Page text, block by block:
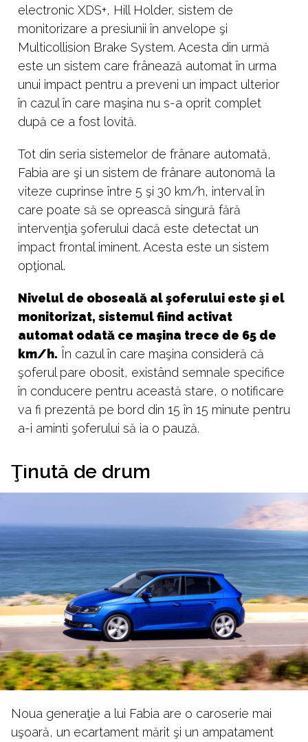
electronic XDS+, Hill Holder, sistem de
monitorizare a presiunii în anvelope şi
Multicollision Brake System. Acesta din urmă
este un sistem care frânează automat în urma
unui impact pentru a preveni un impact ulterior
în cazul în care maşina nu s-a oprit complet
după ce a fost lovită.
Tot din seria sistemelor de frânare automată,
Fabia are şi un sistem de frânare autonomă la
viteze cuprinse între 5 şi 30 km/h, interval în
care poate să se oprească singură fără
intervenţia şoferului dacă este detectat un
impact frontal iminent. Acesta este un sistem
opţional.
Nivelul de oboseală al şoferului este şi el
monitorizat, sistemul fiind activat
automat odată ce maşina trece de 65 de
km/h. În cazul în care maşina consideră că
şoferul pare obosit, existând semnale specifice
în conducere pentru această stare, o notificare
va fi prezentă pe bord din 15 în 15 minute pentru
a-i aminti şoferului să ia o pauză.
Ţinută de drum
Noua generaţie a lui Fabia are o caroserie mai
uşoară, un ecartament mărit şi un ampatament